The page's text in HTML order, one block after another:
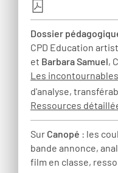
Dossier
CPD Education
et Barbara Samuel,
Les incontournables
d'analyse,
Ressources
Sur Canopé : les
bande annonce,
film en classe,